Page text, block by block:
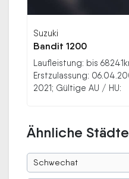
Suzuki
Bandit 1200
Laufleistung: bis
Erstzulassung:
2021; Gültige AU / HU:
Ähnliche Städte
Schwechat